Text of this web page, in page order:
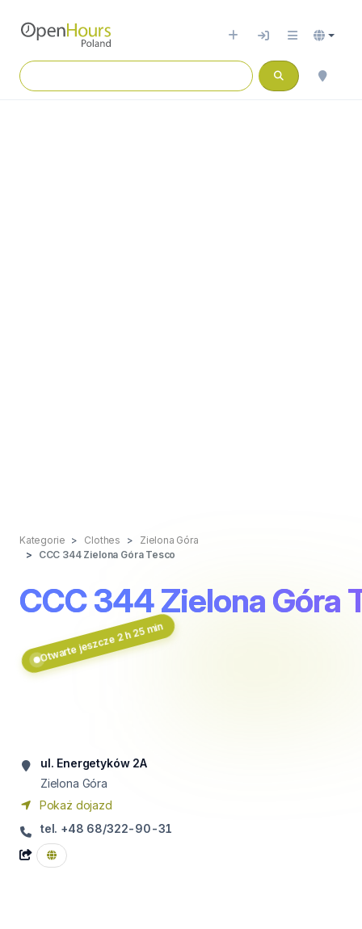
Kategorie Clothes
Zielona Góra
CCC 344 Zielona Góra Tesco
CCC 344 Zielona Góra
Otwarte jeszcze 2 h 25 min
ul. Energetyków 2A
Zielona Góra
Pokaż dojazd
tel. +48 68/322-90-31